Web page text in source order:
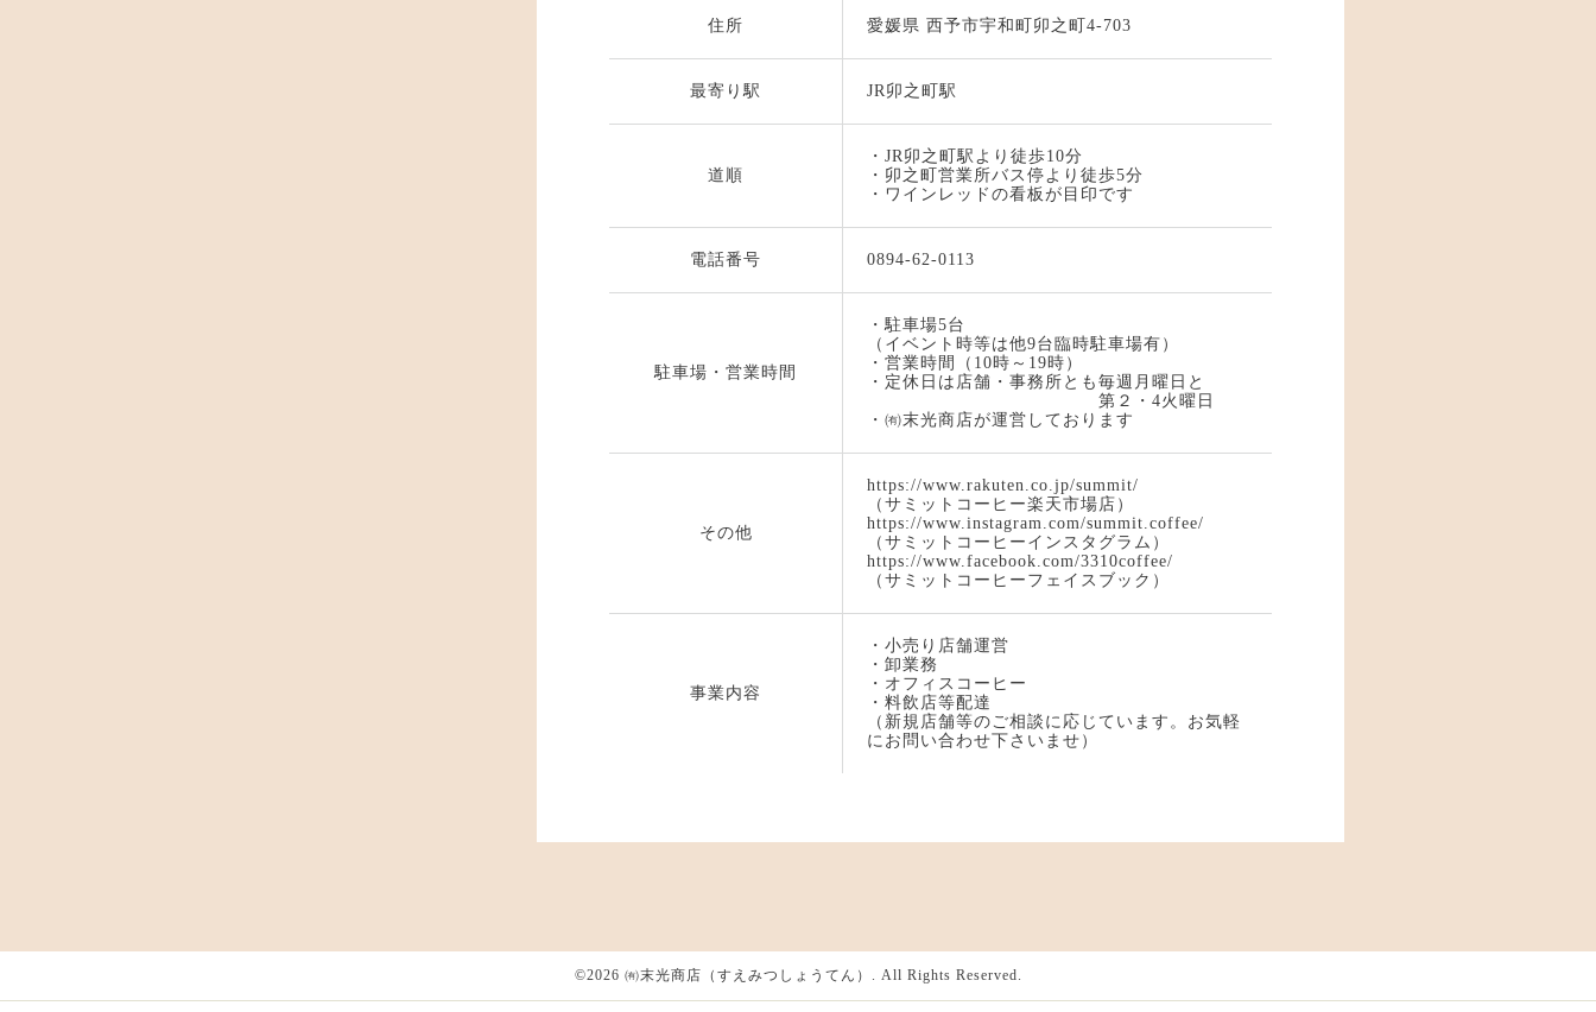
住所 愛媛県 西予市宇和町卯之町4-703
最寄り駅 JR卯之町駅
道順
・JR卯之町駅より徒歩10分
・卯之町営業所バス停より徒歩5分
・ワインレッドの看板が目印です
電話番号 0894-62-0113
駐車場・営業時間
・駐車場5台
（イベント時等は他9台臨時駐車場有）
・営業時間（10時～19時）
・定休日は店舗・事務所とも毎週月曜日と
第２・4火曜日
・㈲末光商店が運営しております
その他
https://www.rakuten.co.jp/summit/
（サミットコーヒー楽天市場店）
https://www.instagram.com/summit.coffee/
（サミットコーヒーインスタグラム）
https://www.facebook.com/3310coffee/
（サミットコーヒーフェイスブック）
事業内容
・小売り店舗運営
・卸業務
・オフィスコーヒー
・料飲店等配達
（新規店舗等のご相談に応じています。お気軽
にお問い合わせ下さいませ）
©2026 ㈲末光商店（すえみつしょうてん） . All Rights Reserved.